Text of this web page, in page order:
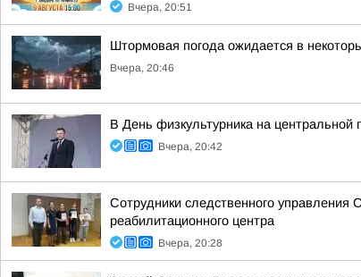
Вчера, 20:51
Штормовая погода ожидается в
Вчера, 20:46
В День физкультурника на
Вчера, 20:42
Сотрудники следственного
реабилитационного центра
Вчера, 20:28